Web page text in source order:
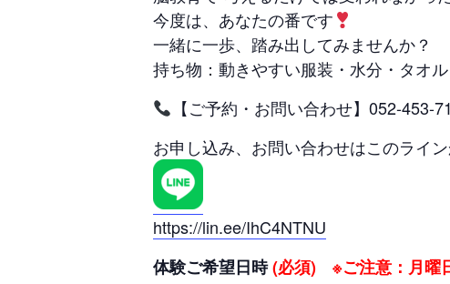
今度は、あなたの番です
一緒に一歩、踏み出してみませんか？
持ち物：動きやすい服装・水分・タオル
【ご予約・お問い合わせ】052-453-
お申し込み、お問い合わせはこのライ
https://lin.ee/IhC4NTNU
体験ご希望日時(必須) ※ご注意：月曜